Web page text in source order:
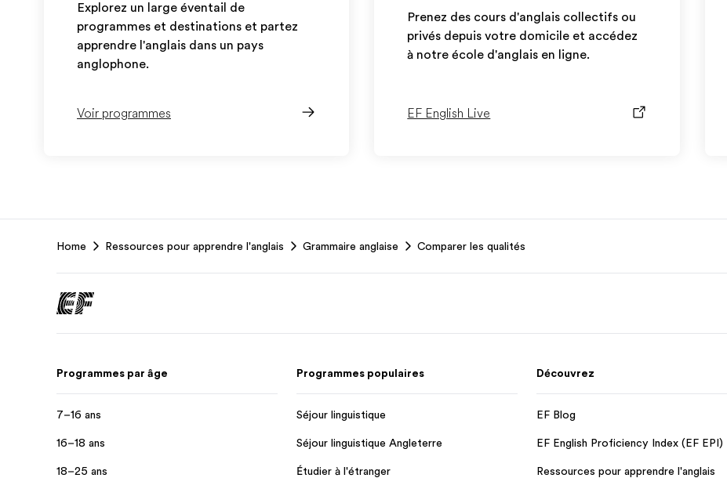
Explorez un large éventail de
programmes et destinations et partez
apprendre l'anglais dans un pays
anglophone.
Voir programmes
Prenez des cours d'anglais collectifs ou
privés depuis votre domicile et accédez
à notre école d'anglais en ligne.
EF English Live
Home Ressources pour apprendre l'anglais Grammaire anglaise Comparer les qualités
Programmes par âge
7–16 ans
16–18 ans
18–25 ans
Programmes populaires
Séjour linguistique
Séjour linguistique Angleterre
Étudier à l'étranger
Découvrez
EF Blog
EF English Proficiency Index (EF EPI)
Ressources pour apprendre l'anglais